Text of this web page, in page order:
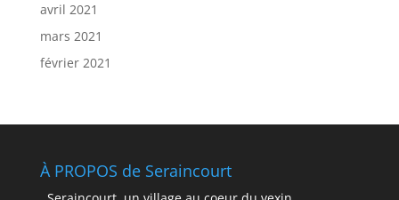
avril 2021
mars 2021
février 2021
À PROPOS de Seraincourt